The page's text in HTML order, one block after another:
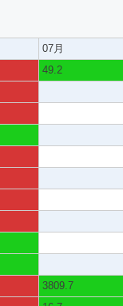
07月
49.2
3809.7